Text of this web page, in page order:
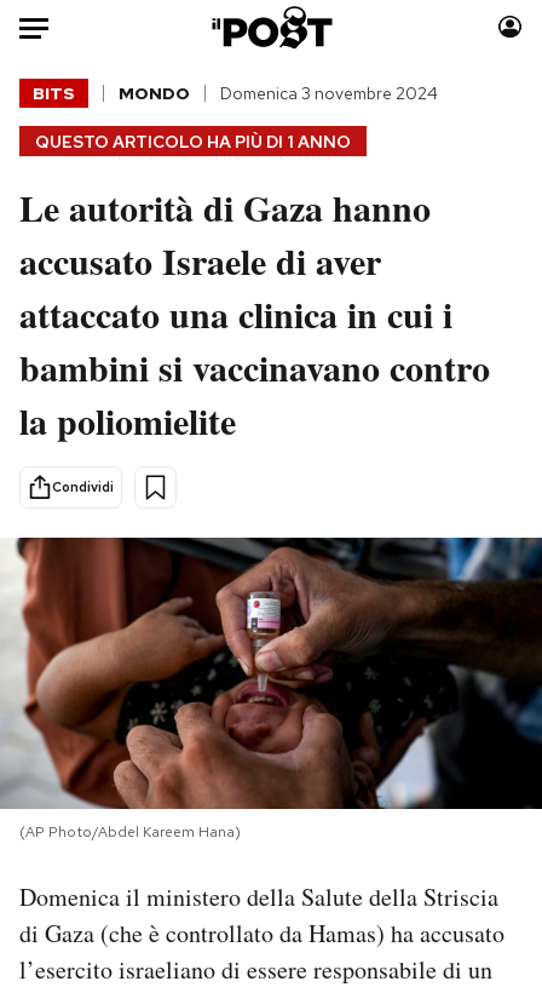
Auto
HOME
Italia
Politica
Tecnologia
Scienza
Cultura
Sport
Moda
Consumismi
Storie/Idee
Media
NEWSLETTER
I MIEI PREFERITI
SHOP
CALENDARIO
QUESTO ARTICOLO HA PIÙ DI 1 ANNO
BITS MONDO Domenica 3 novembre 2024
Le autorità di Gaza hanno
accusato Israele di aver
attaccato una clinica in cui i
bambini si vaccinavano contro
la poliomielite
Condividi
(AP Photo/Abdel Kareem Hana)
Domenica il ministero della Salute della Striscia
di Gaza (che è controllato da Hamas) ha accusato
l’esercito israeliano di essere responsabile di un